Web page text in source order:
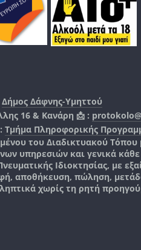
Δήμος Δάφνης-Υμηττού
16 & Κανάρη 📩 :
Τμήμα Πληροφορικής
του Διαδικτυακού
υπηρεσιών και γενικά
Ιδιοκτησίας, με
αποθήκευση, πώληση,
χωρίς τη ρητή